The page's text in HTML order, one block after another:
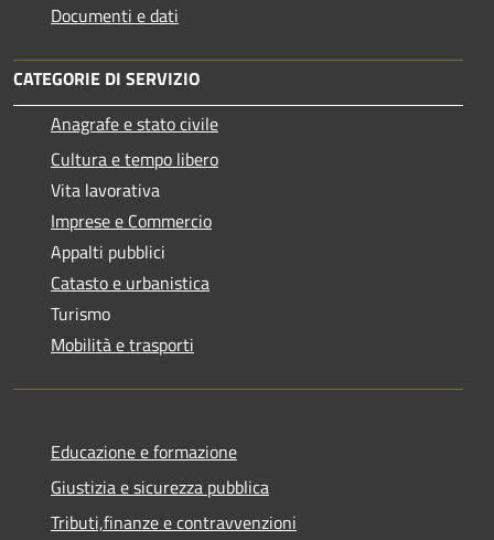
Documenti e dati
CATEGORIE DI SERVIZIO
Anagrafe e stato civile
Cultura e tempo libero
Vita lavorativa
Imprese e Commercio
Appalti pubblici
Catasto e urbanistica
Turismo
Mobilità e trasporti
Educazione e formazione
Giustizia e sicurezza pubblica
Tributi,finanze e contravvenzioni